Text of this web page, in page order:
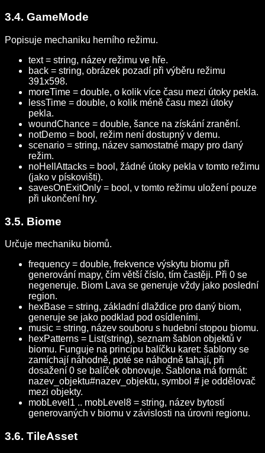
3.4. GameMode
Popisuje mechaniku herního režimu.
text = string, název režimu ve hře.
back = string, obrázek pozadí při výběru režimu
391x598.
moreTime = double, o kolik více času mezi útoky pekla.
lessTime = double, o kolik méně času mezi útoky
pekla.
woundChance = double, šance na získání zranění.
notDemo = bool, režim není dostupný v demu.
scenario = string, název samostatné mapy pro daný
režim.
noHellAttacks = bool, žádné útoky pekla v tomto režimu
(jako v pískovišti).
savesOnExitOnly = bool, v tomto režimu uložení pouze
při ukončení hry.
3.5. Biome
Určuje mechaniku biomů.
frequency = double, frekvence výskytu biomu při
generování mapy, čím větší číslo, tím častěji. Při 0 se
negeneruje. Biom Lava se generuje vždy jako poslední
region.
hexBase = string, základní dlaždice pro daný biom,
generuje se jako podklad pod osídleními.
music = string, název souboru s hudební stopou biomu.
hexPatterns = List(string), seznam šablon objektů v
biomu. Funguje na principu balíčku karet: šablony se
zamíchají náhodně, poté se náhodně tahají, při
dosažení 0 se balíček obnovuje. Šablona má formát:
nazev_objektu#nazev_objektu, symbol # je oddělovač
mezi objekty.
mobLevel1 .. mobLevel8 = string, název bytostí
generovaných v biomu v závislosti na úrovni regionu.
3.6. TileAsset